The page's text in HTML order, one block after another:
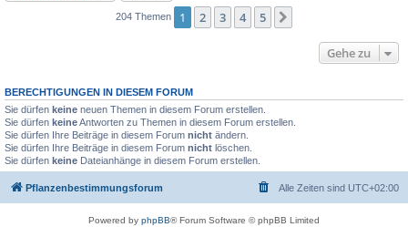
204 Themen 1 2 3 4 5
Gehe zu
BERECHTIGUNGEN IN DIESEM FORUM
Sie dürfen keine neuen Themen in diesem Forum erstellen.
Sie dürfen keineAntworten zu Themen in diesem Forum erstellen.
Sie dürfen Ihre Beiträge in diesem Forum nicht ändern.
Sie dürfen Ihre Beiträge in diesem Forum nicht löschen.
Sie dürfen keine Dateianhänge in diesem Forum erstellen.
Pflanzenbestimmungsforum Alle Zeiten sind UTC+02:00
Powered by phpBB® Forum Software © phpBB Limited